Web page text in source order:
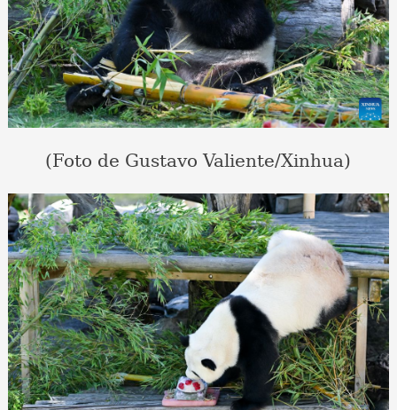
(Foto de Gustavo Valiente/Xinhua)